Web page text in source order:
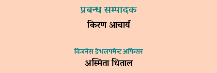
प्रबन्ध सम्पादक
किरण आचार्य
विजनेस डेभलपमेन्ट अफिसर
अस्मिता धिताल